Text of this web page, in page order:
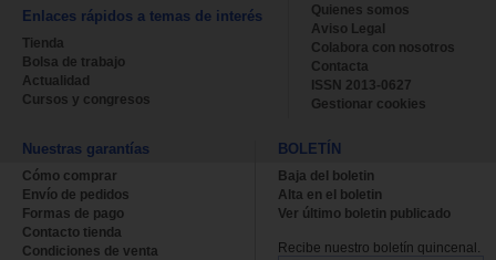
Enlaces rápidos a temas de interés
Tienda
Bolsa de trabajo
Actualidad
Cursos y congresos
Quienes somos
Aviso Legal
Colabora con nosotros
Contacta
ISSN 2013-0627
Gestionar cookies
Nuestras garantías
Cómo comprar
Envío de pedidos
Formas de pago
Contacto tienda
Condiciones de venta
BOLETÍN
Baja del boletin
Alta en el boletin
Ver último boletin publicado
Recibe nuestro boletín quincenal.